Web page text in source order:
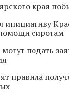
края
сиротам
подать
правила